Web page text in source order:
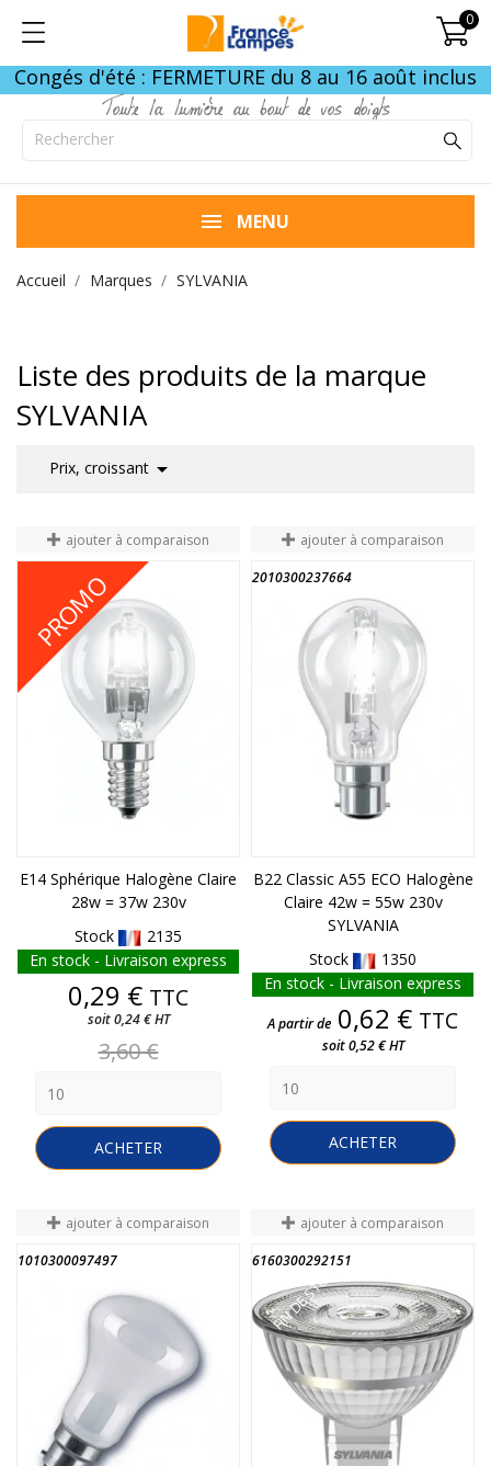
0
Congés d'été : FERMETURE du 8 au 16 août inclus
Toute la lumière au bout de vos doigts
MENU
Accueil Marques SYLVANIA
Liste des produits de la marque
SYLVANIA
Prix, croissant 
ajouter à comparaison
2020300023744
PROMO
E14 Sphérique Halogène Claire
28w = 37w 230v
Stock
2135
En stock - Livraison express
Prix
0,29 € TTC
soit 0,24 € HT
Prix
de
3,60 €
ACHETER
ajouter à comparaison
2010300237664
FIN DE STOCK
B22 Classic A55 ECO Halogène
Claire 42w = 55w 230v
SYLVANIA
Stock
1350
En stock - Livraison express
Prix
A partir de 0,62 € TTC
soit 0,52 € HT
ACHETER
ajouter à comparaison
1010300097497
FIN DE STOCK
ajouter à comparaison
6160300292151
FIN DE STOCK